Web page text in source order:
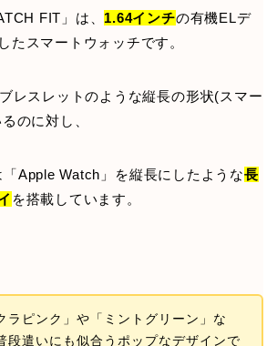
FIT」は、 1.64インチの有機ELデ
たスマートウォッチです。
レスレットのような縦長の形状(スマー
のに対し、
「Apple Watch」を縦長にしたような長
を搭載しています。
ラピンク」や「ミントグリーン」な
段遣いにも似合うポップなデザインで